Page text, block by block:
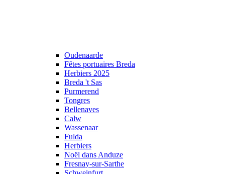
Oudenaarde
Fêtes portuaires Breda
Herbiers 2025
Breda 't Sas
Purmerend
Tongres
Bellenaves
Calw
Wassenaar
Fulda
Herbiers
Noël dans Anduze
Fresnay-sur-Sarthe